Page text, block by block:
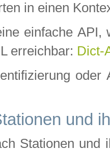
in einen
einfache API,
erreichbar: Dict-
und
Stationen und